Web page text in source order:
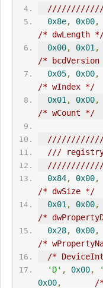
0x8e, 0x00,
/* dwLength
0x00, 0x01 ,
/*
0x05, 0x00,
/* wIndex */
0x01 , 0x00,
/* wCount */
/// registry
0x84, 0x00,
/* dwSize */
0x01 , 0x00,
/*
0x28, 0x00,
/*
/*
'D' , 0x00,
0x00,
/